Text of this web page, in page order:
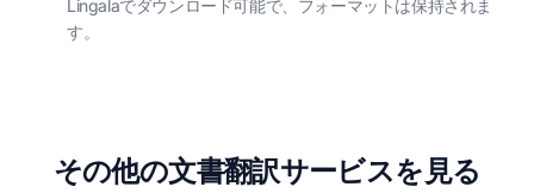
Lingalaでダウンロード可能で、フォーマットは保持されま
す。
その他の文書翻訳サービスを見る